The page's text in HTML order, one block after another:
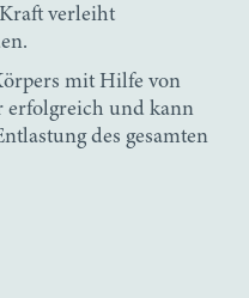
verleiht
mit Hilfe von
erfolgreich und kann
des gesamten